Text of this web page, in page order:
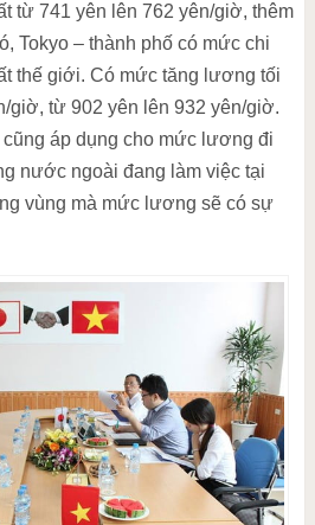
từ 741 yên lên 762 yên/giờ, thêm
Tokyo – thành phố có mức chi
thế giới. Có mức tăng lương tối
giờ, từ 902 yên lên 932 yên/giờ.
áp dụng cho mức lương đi
nước ngoài đang làm việc tại
vùng mà mức lương sẽ có sự